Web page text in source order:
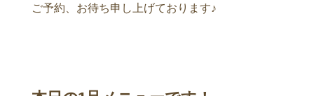
ご予約、お待ち申し上げております♪